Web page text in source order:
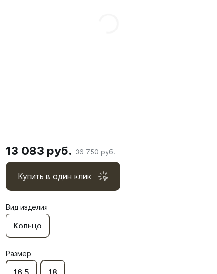
13 083 руб. 36 750 руб.
Купить в один клик
Вид изделия
Кольцо
Размер
16,5 18